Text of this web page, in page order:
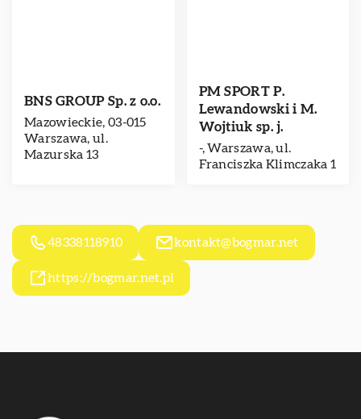
BNS GROUP Sp. z o.o.
Mazowieckie, 03-015
Warszawa, ul.
Mazurska 13
PM SPORT P.
Lewandowski i M.
Wojtiuk sp. j.
-, Warszawa, ul.
Franciszka Klimczaka 1
48338118910 kontakt@bogmar.net
https://bogmar.net.pl